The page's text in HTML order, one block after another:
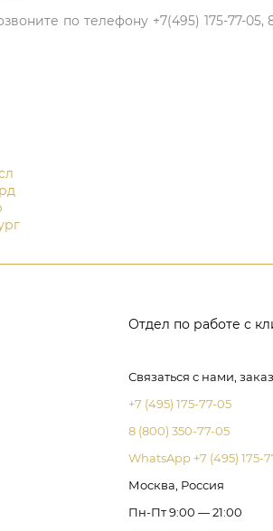
по телефону +7(495) 175-77-05,
Отдел по работе с
Связаться с нами,
+7 (495) 175-77-05
8 (800) 350-77-05
WhatsApp +7 (495) 175-
Москва, Россия
Пн-Пт 9:00 — 21:00